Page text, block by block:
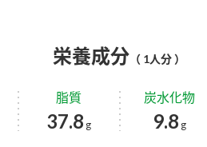
栄養成分 （ 1人分 ）
脂質
37.8 g
炭水化物
9.8 g